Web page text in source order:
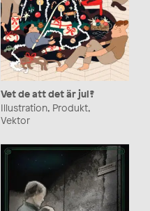
Vet de att det är jul?
Illustration, Produkt,
Vektor